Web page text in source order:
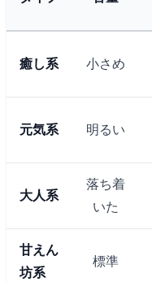
癒し系 小さめ
元気系 明るい
大人系
落ち着
いた
甘えん
坊系
標準